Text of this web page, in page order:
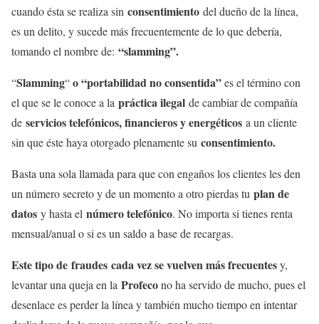
cuando ésta se realiza sin consentimiento del dueño de la línea,
es un delito, y sucede más frecuentemente de lo que debería,
tomando el nombre de: “slamming”.
“Slamming“o “portabilidad no consentida”es el término con
el que se le conoce a la práctica ilegal de cambiar de compañía
de servicios telefónicos, financieros y energéticos a un cliente
sin que éste haya otorgado plenamente su consentimiento.
Basta una sola llamada para que con engaños los clientes les den
un número secreto y de un momento a otro pierdas tu plan de
datos y hasta el número telefónico. No importa si tienes renta
mensual/anual o si es un saldo a base de recargas.
Este tipo de fraudes cada vez se vuelven más frecuentesy,
levantar una queja en la Profecono ha servido de mucho, pues el
desenlace es perder la línea y también mucho tiempo en intentar